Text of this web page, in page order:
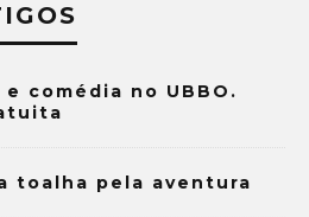
comédia no UBBO.
toalha pela aventura